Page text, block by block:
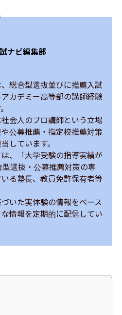
ナビ編集部
総合型選抜並びに推薦入試
カデミー高等部の講師経験
会人のプロ講師という立場
公募推薦・指定校推薦対策
しています。
、「大学受験の指導実績が
選抜・公募推薦対策の専
る塾長、教員免許保有者等
いた実体験の情報をベース
情報を定期的に配信してい